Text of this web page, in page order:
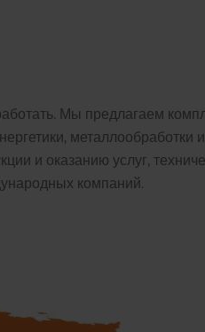
Мы предлагаем
металлообработки
и оказанию услуг,
компаний.